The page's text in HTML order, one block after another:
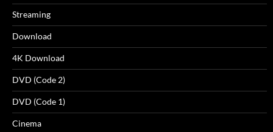
Streaming
Download
4K Download
DVD (Code 2)
DVD (Code 1)
Cinema